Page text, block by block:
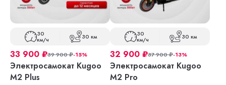
30
км/ч 30 км
33 900 ₽39 900₽-15%
Электросамокат Kugoo
M2 Plus
30
км/ч 30 км
32 900 ₽37 900₽-13%
Электросамокат Kugoo
M2 Pro